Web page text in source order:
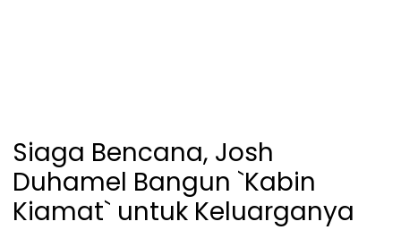
Siaga Bencana, Josh
Duhamel Bangun `Kabin
Kiamat` untuk Keluarganya